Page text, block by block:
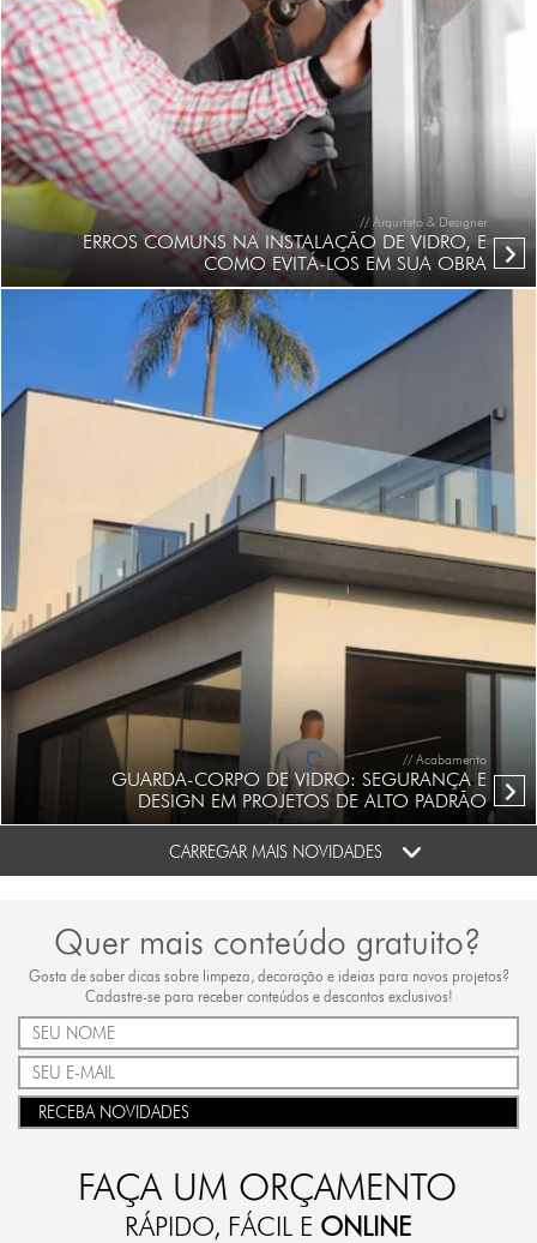
// Arquiteto & Designer
ERROS COMUNS NA INSTALAÇÃO DE VIDRO, E
COMO EVITÁ-LOS EM SUA OBRA
// Acabamento
GUARDA-CORPO DE VIDRO: SEGURANÇA E
DESIGN EM PROJETOS DE ALTO PADRÃO
CARREGAR MAIS NOVIDADES
Quer mais conteúdo gratuito?
Gosta de saber dicas sobre limpeza, decoração e ideias para novos projetos?
Cadastre-se para receber conteúdos e descontos exclusivos!
RECEBA NOVIDADES
FAÇA UM ORÇAMENTO
RÁPIDO, FÁCIL E ONLINE